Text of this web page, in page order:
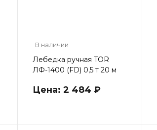
В наличии
Лебедка ручная TOR
ЛФ-1400 (FD) 0,5 т 20 м
Цена: 2 484 ₽